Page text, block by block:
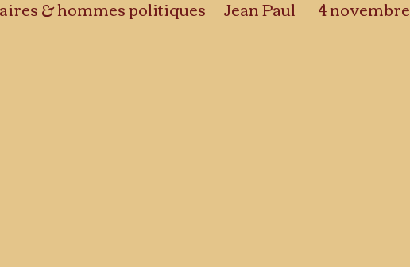
4-Maires & hommes politiques 	Jean Paul 	4 novembre